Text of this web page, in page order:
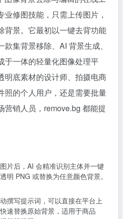
修图技能，只需上传图片，
背景。它最初以一键去背功能
集背景移除、AI 背景生成、
于一体的轻量化图像处理平
明底素材的设计师、拍摄电商
照的个人用户，还是需要批量
营销人员，remove.bg 都能提
图片后，AI 会精准识别主体并一键
明 PNG 或替换为任意颜色背景。
动撰写提示词，可以直接在平台上
速替换原始背景，适用于商品